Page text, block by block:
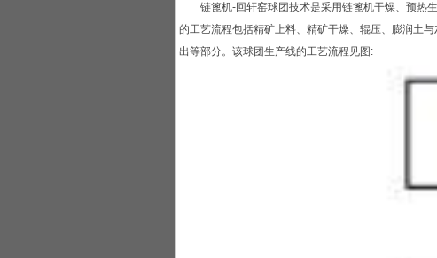
链篦机-回轩窑球团技术是采用链篦机干燥、预热生
的工艺流程包括精矿上料、精矿干燥、辊压、膨润土
出等部分。该球团生产线的工艺流程见图: